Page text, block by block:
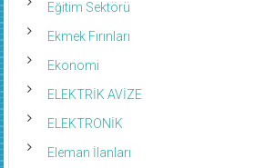
Eğitim Sektörü
Ekmek Fırınları
Ekonomi
ELEKTRİK AVİZE
ELEKTRONİK
Eleman İlanları